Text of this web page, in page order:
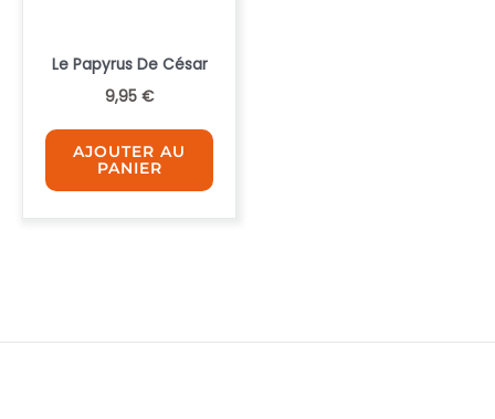
Le Papyrus De César
9,95 €
AJOUTER AU
PANIER